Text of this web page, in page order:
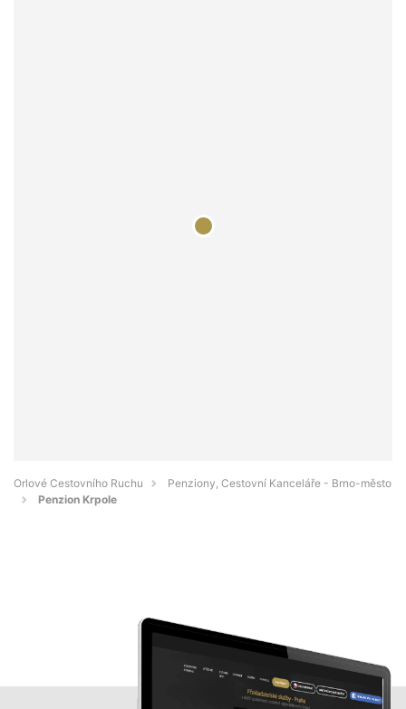
Orlové Cestovního Ruchu
Penziony, Cestovní Kanceláře - Brno-město
Penzion Krpole